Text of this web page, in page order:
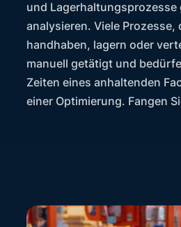
und Lagerhaltungsprozesse
analysieren. Viele Prozesse,
handhaben, lagern oder
manuell getätigt und
Zeiten eines anhaltenden
einer Optimierung. Fangen